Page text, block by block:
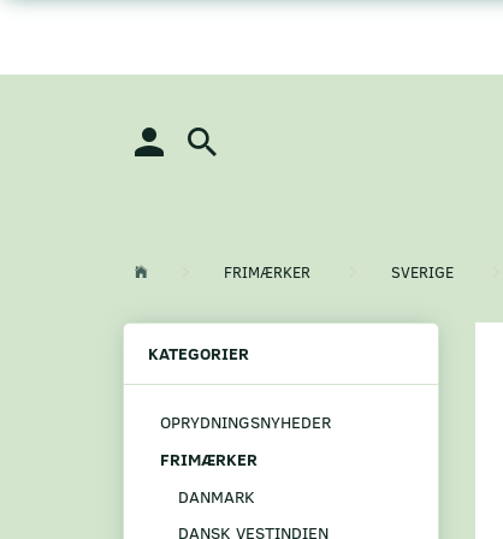
FRIMÆRKER SVERIGE
KATEGORIER
OPRYDNINGSNYHEDER
FRIMÆRKER
DANMARK
DANSK VESTINDIEN